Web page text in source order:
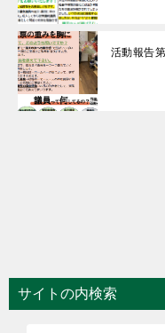
活動報告
ビ
ゲ
サイトの内検索